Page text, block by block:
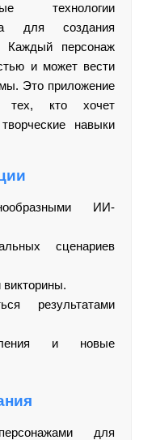
технологии
для создания
Каждый персонаж
и может вести
Это приложение
тех, кто хочет
навыки
ИИ-
сценариев
викторины.
результатами
и новые
для